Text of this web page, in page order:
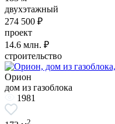
двухэтажный
274 500 ₽
проект
14.6 млн. ₽
строительство
Орион
дом из газоблока
1981
2